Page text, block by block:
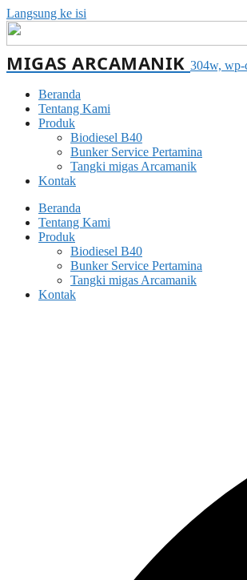
Langsung ke isi
MIGAS ARCAMANIK 304w, wp-
Beranda
Tentang Kami
Produk
Biodiesel B40
Bunker Service Pertamina
Tangki migas Arcamanik
Kontak
Beranda
Tentang Kami
Produk
Biodiesel B40
Bunker Service Pertamina
Tangki migas Arcamanik
Kontak